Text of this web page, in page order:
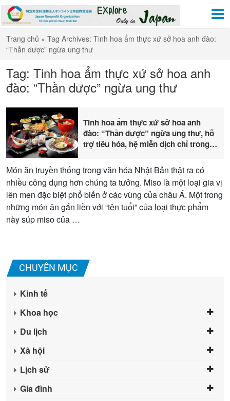
Trang chủ » Tag Archives: Tinh hoa ẩm thực xứ sở hoa anh đào:
“Thần dược” ngừa ung thư
Tag: Tinh hoa ẩm thực xứ sở hoa anh
đào: “Thần dược” ngừa ung thư
Tinh hoa ẩm thực xứ sở hoa anh
đào: “Thần dược” ngừa ung thư, hỗ
trợ tiêu hóa, hệ miễn dịch chỉ trong
Món ăn truyền thống trong văn hóa Nhật Bản thật ra có
nhiều công dụng hơn chúng ta tưởng. Miso là một loại gia vị
lên men đặc biệt phổ biến ở các vùng của châu Á. Một trong
những món ăn gắn liền với “tên tuổi” của loại thực phẩm
này súp miso của …
CHUYÊN MỤC
Kinh tế
Khoa học
Du lịch
Xã hội
Lịch sử
Gia đình